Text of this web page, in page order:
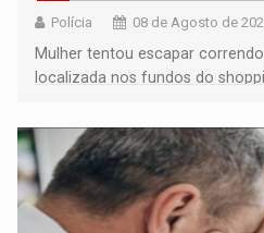
Polícia 08 de Agosto de
Mulher tentou escapar
localizada nos fundos do